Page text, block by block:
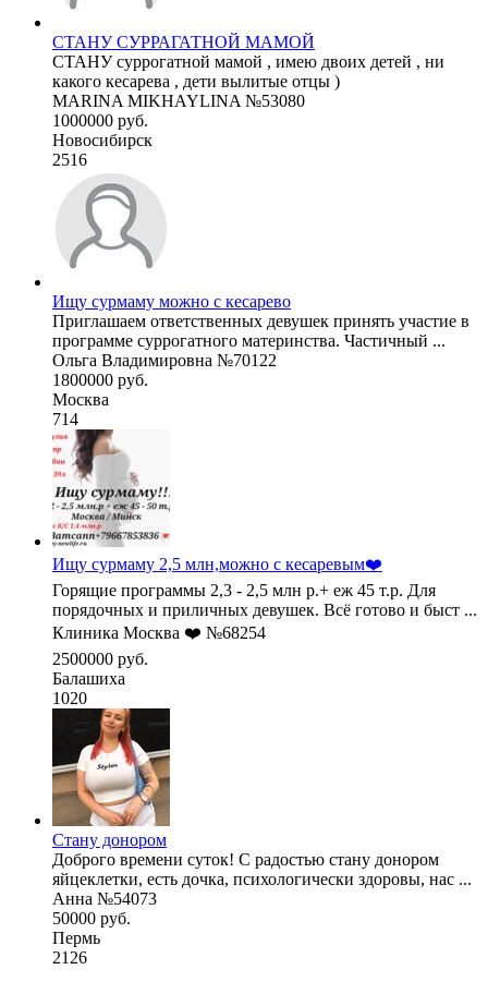
СТАНУ СУРРАГАТНОЙ МАМОЙ
СТАНУ суррогатной мамой , имею двоих детей , ни
какого кесарева , дети вылитые отцы )
MARINA MIKHAYLINA №53080
1000000 руб.
Новосибирск
2516
Ищу сурмаму можно с кесарево
Приглашаем ответственных девушек принять участие в
программе суррогатного материнства. Частичный ...
Ольга Владимировна №70122
1800000 руб.
Москва
714
Ищу сурмаму 2,5 млн,можно с кесаревым❤️
Горящие программы 2,3 - 2,5 млн р.+ еж 45 т.р. Для
порядочных и приличных девушек. Всё готово и быст ...
Клиника Москва ❤️ №68254
2500000 руб.
Балашиха
1020
Стану донором
Доброго времени суток! С радостью стану донором
яйцеклетки, есть дочка, психологически здоровы, нас ...
Анна №54073
50000 руб.
Пермь
2126